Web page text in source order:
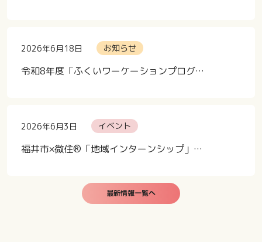
2026年6月18日 お知らせ
令和8年度「ふくいワーケーションプログラム」への参加者募集中！
2026年6月3日 イベント
福井市×微住®「地域インターンシップ」の参加者を募集します！
最新情報一覧へ